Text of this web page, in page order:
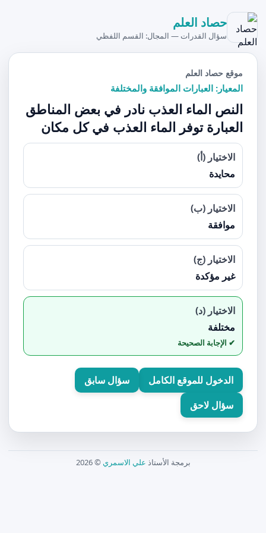
حصاد العلم
سؤال القدرات — المجال: القسم اللفظي
موقع حصاد العلم
المعيار: العبارات الموافقة والمختلفة
النص الماء العذب نادر في بعض المناطق
العبارة توفر الماء العذب في كل مكان
الاختيار (أ)
محايدة
الاختيار (ب)
موافقة
الاختيار (ج)
غير مؤكدة
الاختيار (د)
مختلفة
الدخول للموقع الكامل
سؤال سابق
سؤال لاحق
برمجة الأستاذ علي الاسمري © 2026